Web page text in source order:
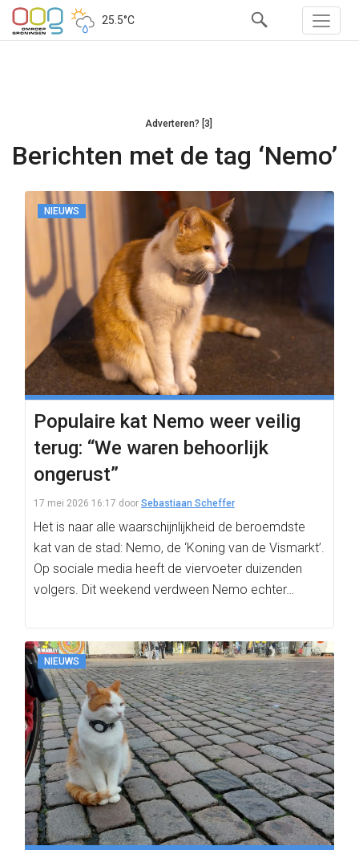
25.5°C
Adverteren? [3]
Berichten met de tag ‘Nemo’
NIEUWS
Populaire kat Nemo weer veilig
terug: “We waren behoorlijk
ongerust”
17 mei 2026 16:17 door Sebastiaan Scheffer
Het is naar alle waarschijnlijkheid de beroemdste
kat van de stad: Nemo, de ‘Koning van de Vismarkt’.
Op sociale media heeft de viervoeter duizenden
volgers. Dit weekend verdween Nemo echter…
NIEUWS